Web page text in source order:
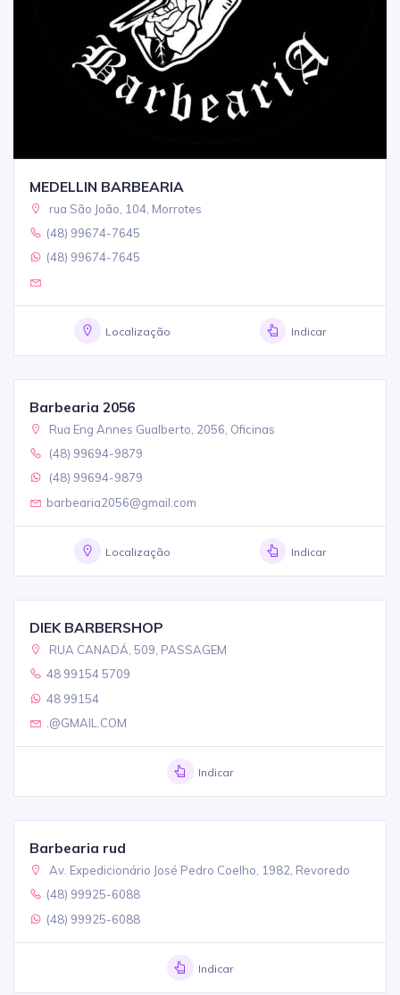
MEDELLIN BARBEARIA
rua São João, 104, Morrotes
(48) 99674-7645
(48) 99674-7645
Localização Indicar
Barbearia 2056
Rua Eng Annes Gualberto, 2056, Oficinas
(48) 99694-9879
(48) 99694-9879
barbearia2056@gmail.com
Localização Indicar
DIEK BARBERSHOP
RUA CANADÁ, 509, PASSAGEM
48 99154 5709
48 99154
.@GMAIL.COM
Indicar
Barbearia rud
Av. Expedicionário José Pedro Coelho, 1982, Revoredo
(48) 99925-6088
(48) 99925-6088
Indicar